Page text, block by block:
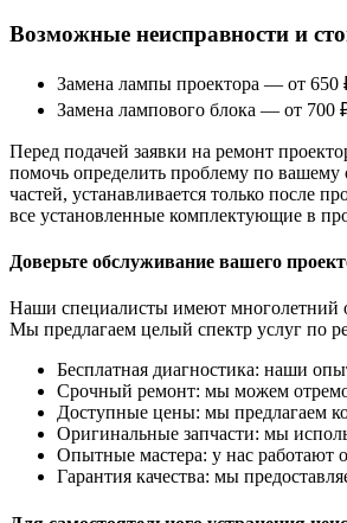
Возможные неисправности и
Замена лампы проектора — от 650
Замена лампового блока — от 700
Перед подачей заявки на ремонт
помочь определить проблему по
частей, устанавливается только после
все установленные комплектующие в
Доверьте обслуживание вашего
Наши специалисты имеют многолетний
Мы предлагаем целый спектр услуг по
Бесплатная диагностика: наши
Срочный ремонт: мы можем
Доступные цены: мы предлагаем
Оригинальные запчасти: мы
Опытные мастера: у нас работают
Гарантия качества: мы